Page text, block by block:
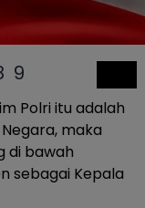
9
Polri itu adalah
maka
di bawah
sebagai Kepala